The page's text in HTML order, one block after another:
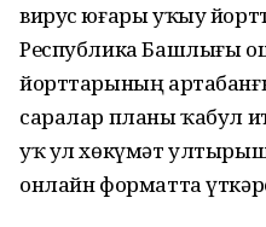
вирус юғары уҡыу
Республика Башлығы
йорттарының
саралар планы ҡабул
уҡ ул хөкүмәт
онлайн форматта